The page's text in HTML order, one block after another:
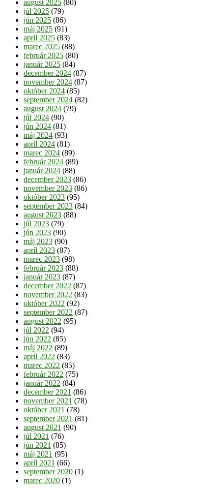
august 2025 (80)
júl 2025 (79)
jún 2025 (86)
máj 2025 (91)
apríl 2025 (83)
marec 2025 (88)
február 2025 (80)
január 2025 (84)
december 2024 (87)
november 2024 (87)
október 2024 (85)
september 2024 (82)
august 2024 (79)
júl 2024 (90)
jún 2024 (81)
máj 2024 (93)
apríl 2024 (81)
marec 2024 (89)
február 2024 (89)
január 2024 (88)
december 2023 (86)
november 2023 (86)
október 2023 (95)
september 2023 (84)
august 2023 (88)
júl 2023 (79)
jún 2023 (90)
máj 2023 (90)
apríl 2023 (87)
marec 2023 (98)
február 2023 (88)
január 2023 (87)
december 2022 (87)
november 2022 (83)
október 2022 (92)
september 2022 (87)
august 2022 (95)
júl 2022 (94)
jún 2022 (85)
máj 2022 (89)
apríl 2022 (83)
marec 2022 (85)
február 2022 (75)
január 2022 (84)
december 2021 (86)
november 2021 (78)
október 2021 (78)
september 2021 (81)
august 2021 (90)
júl 2021 (76)
jún 2021 (85)
máj 2021 (95)
apríl 2021 (66)
september 2020 (1)
marec 2020 (1)